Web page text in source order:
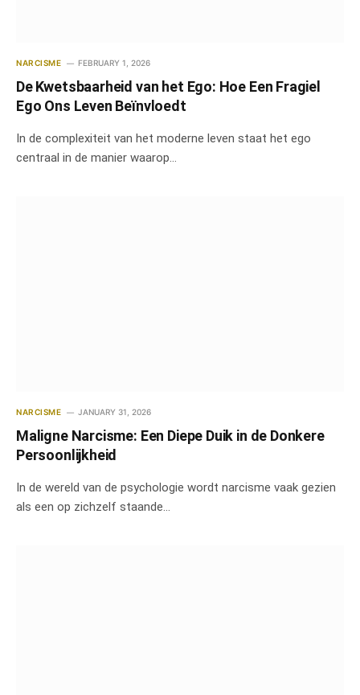
NARCISME FEBRUARY 1, 2026
De Kwetsbaarheid van het Ego: Hoe Een Fragiel
Ego Ons Leven Beïnvloedt
In de complexiteit van het moderne leven staat het ego
centraal in de manier waarop…
NARCISME JANUARY 31, 2026
Maligne Narcisme: Een Diepe Duik in de Donkere
Persoonlijkheid
In de wereld van de psychologie wordt narcisme vaak gezien
als een op zichzelf staande…